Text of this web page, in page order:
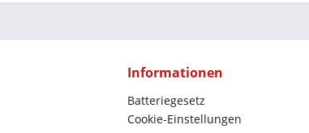
Informationen
Batteriegesetz
Cookie-Einstellungen